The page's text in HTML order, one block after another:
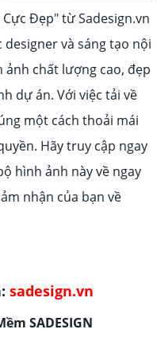
Đẹp" từ Sadesign.vn
và sáng tạo nội
chất lượng cao, đẹp
dự án. Với việc tải về
một cách thoải mái
Hãy truy cập ngay
hình ảnh này về ngay
nhận của bạn về
sadesign.vn
SADESIGN